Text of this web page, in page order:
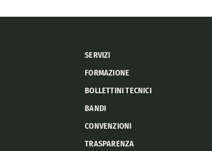
SERVIZI
FORMAZIONE
BOLLETTINI TECNICI
BANDI
CONVENZIONI
TRASPARENZA